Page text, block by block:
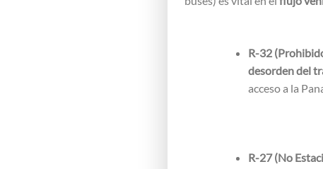
R-32
desorden del
acceso a la
R-27 (No